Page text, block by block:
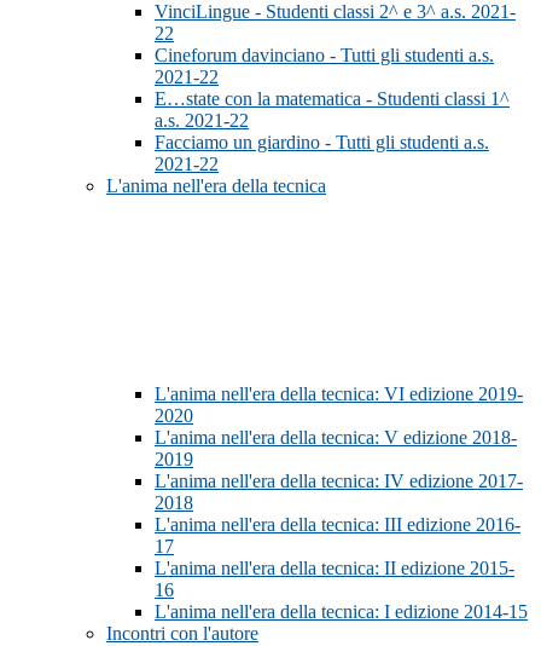
VinciLingue - Studenti classi 2^ e 3^ a.s. 2021-
22
Cineforum davinciano - Tutti gli studenti a.s.
2021-22
E…state con la matematica - Studenti classi 1^
a.s. 2021-22
Facciamo un giardino - Tutti gli studenti a.s.
2021-22
L'anima nell'era della tecnica
L'anima nell'era della tecnica: VI edizione 2019-
2020
L'anima nell'era della tecnica: V edizione 2018-
2019
L'anima nell'era della tecnica: IV edizione 2017-
2018
L'anima nell'era della tecnica: III edizione 2016-
17
L'anima nell'era della tecnica: II edizione 2015-
16
L'anima nell'era della tecnica: I edizione 2014-15
Incontri con l'autore